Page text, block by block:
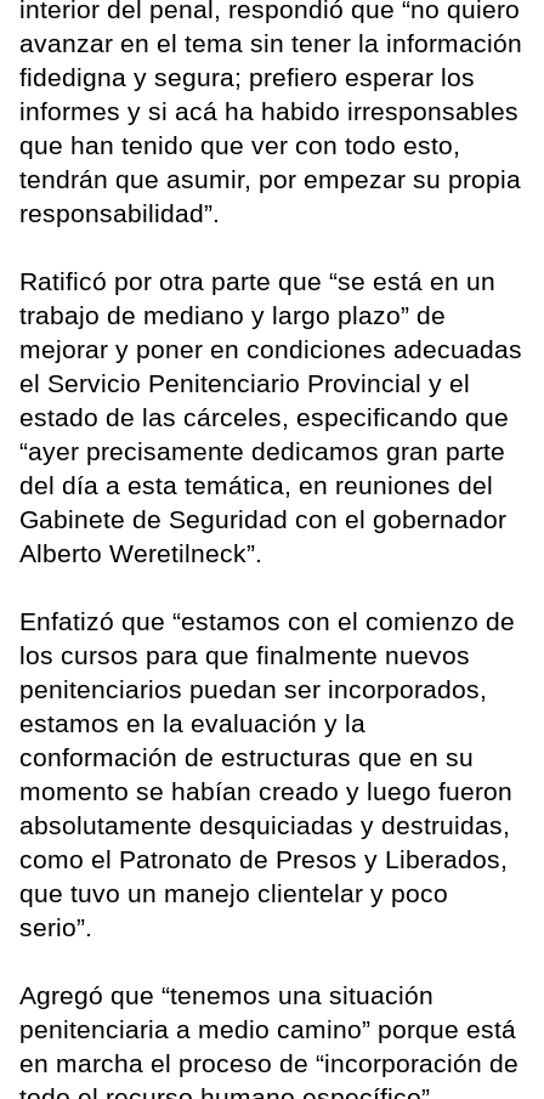
interior del penal, respondió que “no quiero
avanzar en el tema sin tener la información
fidedigna y segura; prefiero esperar los
informes y si acá ha habido irresponsables
que han tenido que ver con todo esto,
tendrán que asumir, por empezar su propia
responsabilidad”.
Ratificó por otra parte que “se está en un
trabajo de mediano y largo plazo” de
mejorar y poner en condiciones adecuadas
el Servicio Penitenciario Provincial y el
estado de las cárceles, especificando que
“ayer precisamente dedicamos gran parte
del día a esta temática, en reuniones del
Gabinete de Seguridad con el gobernador
Alberto Weretilneck”.
Enfatizó que “estamos con el comienzo de
los cursos para que finalmente nuevos
penitenciarios puedan ser incorporados,
estamos en la evaluación y la
conformación de estructuras que en su
momento se habían creado y luego fueron
absolutamente desquiciadas y destruidas,
como el Patronato de Presos y Liberados,
que tuvo un manejo clientelar y poco
serio”.
Agregó que “tenemos una situación
penitenciaria a medio camino” porque está
en marcha el proceso de “incorporación de